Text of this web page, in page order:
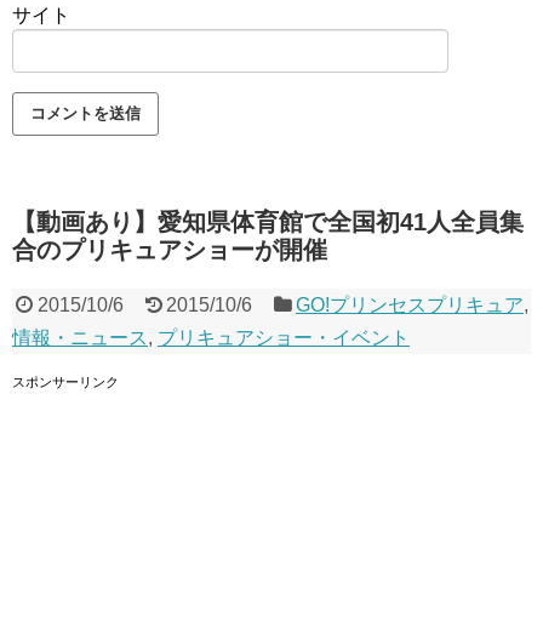
サイト
【動画あり】愛知県体育館で全国初41人全員集
合のプリキュアショーが開催
2015/10/6 2015/10/6 GO!プリンセスプリキュア,
情報・ニュース, プリキュアショー・イベント
スポンサーリンク